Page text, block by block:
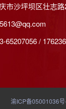
市沙坪坝区壮志
65207056 /
渝ICP备05001036